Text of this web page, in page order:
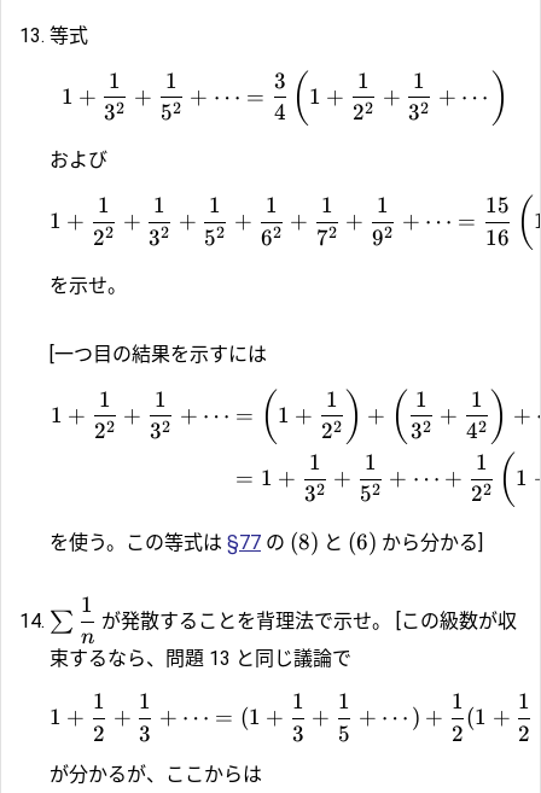
等式
1 +
32
1
+
52
1
+ ⋯ =
4
3 ( 1 +
22
1
+
32
1
+ ⋯ )
および
1 +
22
1
+
32
1
+
52
1
+
62
1
+
72
1
+
92
1
+ ⋯ =
16
15 (
を示せ。
[一つ目の結果を示すには
1 +
22
1
+
32
1
+ ⋯ = ( 1 +
22
1 ) + ( 32
1
+
42
1 ) +
= 1 +
32
1
+
52
1
+ ⋯ +
22
1 ( 1
を使う。この等式は §77 の (8) と (6) から分かる]
∑
n
1
が発散することを背理法で示せ。 [この級数が収
束するなら、問題 13 と同じ議論で
1 +
2
1
+
3
1
+ ⋯ = (1 +
3
1
+
5
1
+ ⋯ ) +
2
1
(1 +
2
1
が分かるが、ここからは